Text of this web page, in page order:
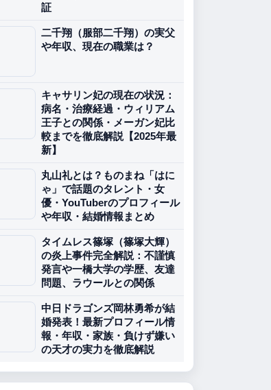
証
二千翔（服部二千翔）の実父
や年収、現在の職業は？
キャサリン妃の現在の状況：
病名・治療経過・ウィリアム
王子との関係・メーガン妃比
較までを徹底解説【2025年最
新】
丸山礼とは？ものまね「はに
ゃ」で話題のタレント・女
優・YouTuberのプロフィール
や年収・結婚情報まとめ
タイムレス篠塚（篠塚大輝）
の炎上事件完全解説：不謹慎
発言や一橋大学の学歴、友達
問題、ラウールとの関係
中日ドラゴンズ岡林勇希が結
婚発表！最新プロフィール情
報・年収・家族・負けず嫌い
の天才の実力を徹底解説